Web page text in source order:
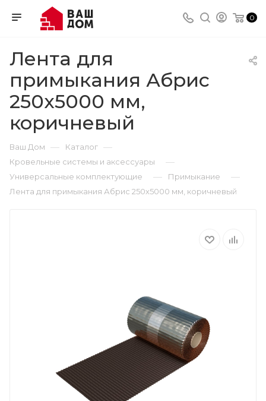
0
Лента для
примыкания Абрис
250х5000 мм,
коричневый
Ваш Дом — Каталог —
Кровельные системы и аксессуары —
Универсальные комплектующие — Примыкание —
Лента для примыкания Абрис 250х5000 мм, коричневый